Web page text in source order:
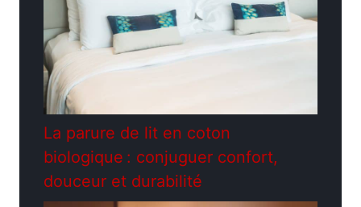
La parure de lit en coton
biologique : conjuguer confort,
douceur et durabilité